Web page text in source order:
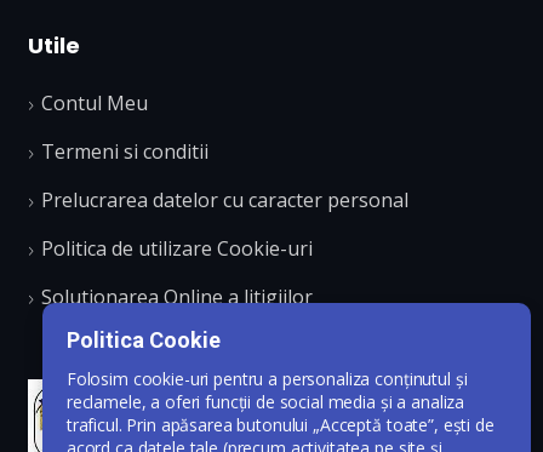
Utile
Contul Meu
Termeni si conditii
Prelucrarea datelor cu caracter personal
Politica de utilizare Cookie-uri
Solutionarea Online a litigiilor
Politica Cookie
Folosim cookie-uri pentru a personaliza conținutul și
reclamele, a oferi funcții de social media și a analiza
traficul. Prin apăsarea butonului „Acceptă toate”, ești de